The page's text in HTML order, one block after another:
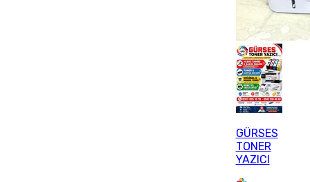
GÜRSES
TONER
YAZICI